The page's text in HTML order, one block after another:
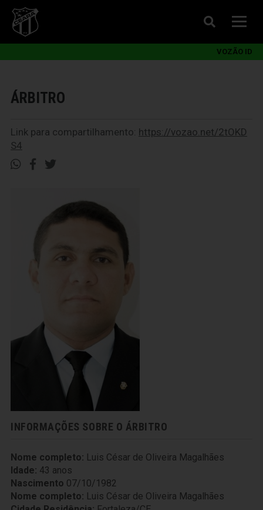
VOZÃO ID
ÁRBITRO
Link para compartilhamento: https://vozao.net/2tOKD
S4
INFORMAÇÕES SOBRE O ÁRBITRO
Nome completo: Luis César de Oliveira Magalhães
Idade: 43 anos
Nascimento 07/10/1982
Nome completo: Luis César de Oliveira Magalhães